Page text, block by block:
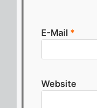
E-Mail *
Website